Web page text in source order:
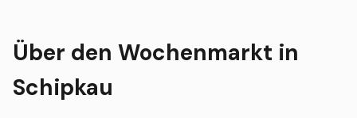
Über den Wochenmarkt in
Schipkau